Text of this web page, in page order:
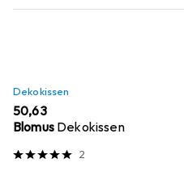
Dekokissen
EUR
50,63
Blomus Dekokissen
2